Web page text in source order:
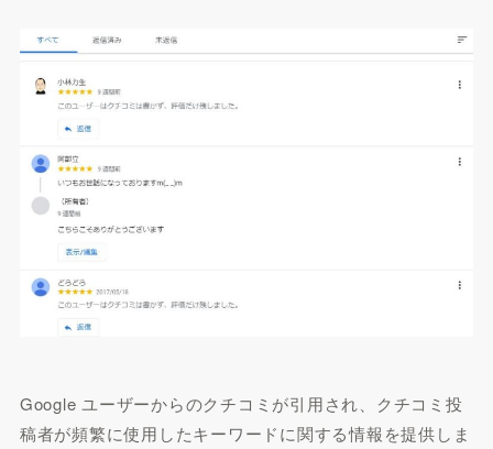
Google ユーザーからのクチコミが引用され、クチコミ投
稿者が頻繁に使用したキーワードに関する情報を提供しま